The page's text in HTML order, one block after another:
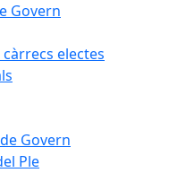
Govern
electes
Govern
Ple